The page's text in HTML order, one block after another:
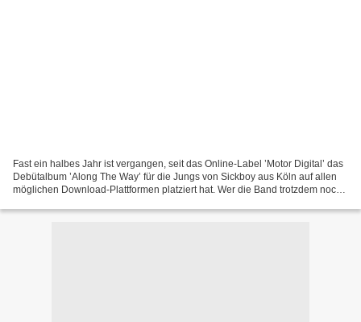
Fast ein halbes Jahr ist vergangen, seit das Online-Label ’Motor Digital’ das
Debütalbum ’Along The Way’ für die Jungs von Sickboy aus Köln auf allen
möglichen Download-Plattformen platziert hat. Wer die Band trotzdem noch